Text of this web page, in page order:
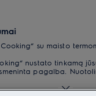
su maisto
nustato tinkamą
pagalba.